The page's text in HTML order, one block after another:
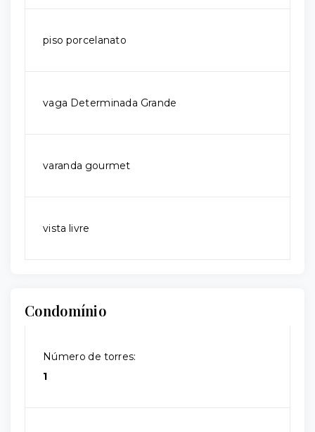
piso porcelanato
vaga Determinada Grande
varanda gourmet
vista livre
Condomínio
Número de torres:
1